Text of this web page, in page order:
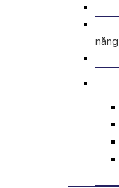
năng